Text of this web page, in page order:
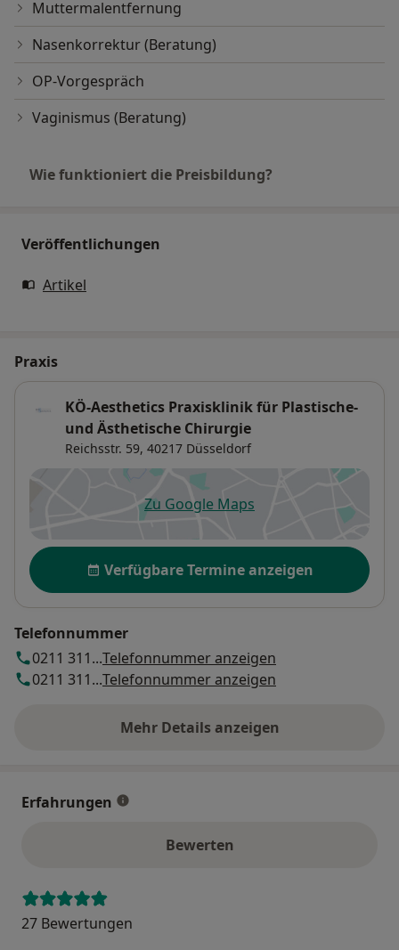
Muttermalentfernung
Nasenkorrektur (Beratung)
OP-Vorgespräch
Vaginismus (Beratung)
Wie funktioniert die Preisbildung?
Veröffentlichungen
Artikel
Praxis
KÖ-Aesthetics Praxisklinik für Plastische-
und Ästhetische Chirurgie
Reichsstr. 59, 40217 Düsseldorf
Zu Google Mapsöffnet in einer neuen
Verfügbarkeit
Verfügbare Termine anzeigen
Telefonnummer
0211 311...Telefonnummer anzeigen
0211 311...Telefonnummer anzeigen
Mehr Details anzeigen
über die Adresse
Erfahrungen
Bewerten
27 Bewertungen